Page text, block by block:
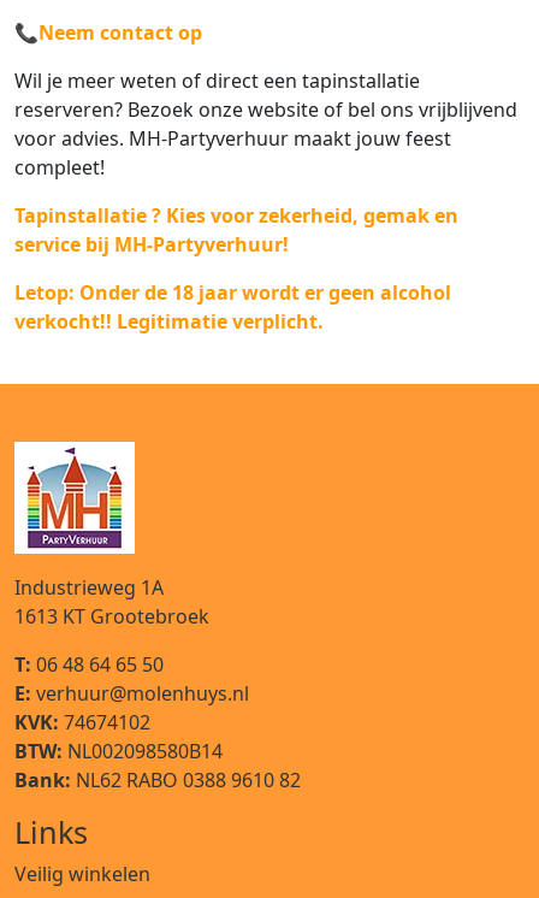
📞Neem contact op
Wil je meer weten of direct een tapinstallatie
reserveren? Bezoek onze website of bel ons vrijblijvend
voor advies. MH-Partyverhuur maakt jouw feest
compleet!
Tapinstallatie ? Kies voor zekerheid, gemak en
service bij MH-Partyverhuur!
Letop: Onder de 18 jaar wordt er geen alcohol
verkocht!! Legitimatie verplicht.
Industrieweg 1A
1613 KT Grootebroek
T: 06 48 64 65 50
E: verhuur@molenhuys.nl
KVK: 74674102
BTW: NL002098580B14
Bank: NL62 RABO 0388 9610 82
Links
Veilig winkelen